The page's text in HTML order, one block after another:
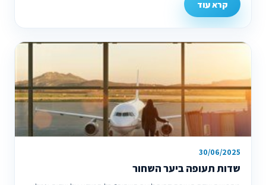
קרא עוד
30/06/2025
שדות תעופה ביער השחור